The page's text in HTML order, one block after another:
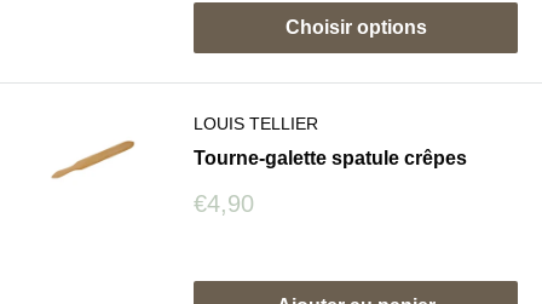
Choisir options
LOUIS TELLIER
Tourne-galette spatule crêpes
Prix
€4,90